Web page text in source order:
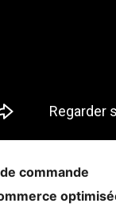
commande